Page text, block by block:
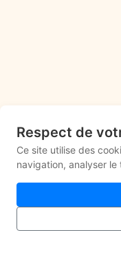
Respect de
Ce site utilise des
navigation, analyser